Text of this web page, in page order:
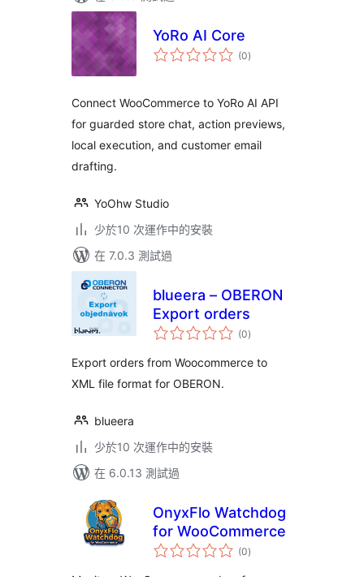
YoRo AI Core
(0總
評)
Connect WooCommerce to YoRo AI API
for guarded store chat, action previews,
local execution, and customer email
drafting.
YoOhw Studio
少於10 次運作中的安裝
在 7.0.3 測試過
blueera – OBERON
Export orders
(0總
評)
Export orders from Woocommerce to
XML file format for OBERON.
blueera
少於10 次運作中的安裝
在 6.0.13 測試過
OnyxFlo Watchdog
for WooCommerce
(0總
評)